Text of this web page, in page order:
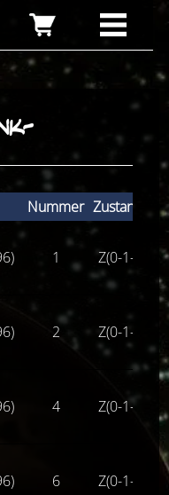
Nummer Zustand
1 Z(0-1-)
2 Z(0-1-)
4 Z(0-1-)
6 Z(0-1-)